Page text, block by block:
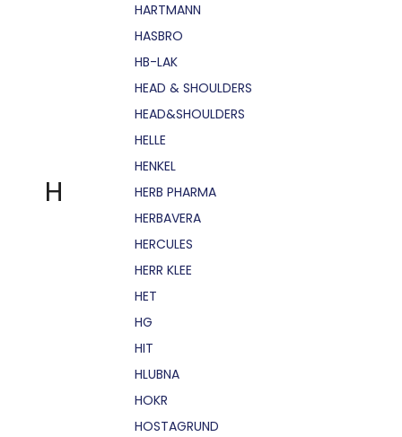
H
HARTMANN
HASBRO
HB-LAK
HEAD & SHOULDERS
HEAD&SHOULDERS
HELLE
HENKEL
HERB PHARMA
HERBAVERA
HERCULES
HERR KLEE
HET
HG
HIT
HLUBNA
HOKR
HOSTAGRUND